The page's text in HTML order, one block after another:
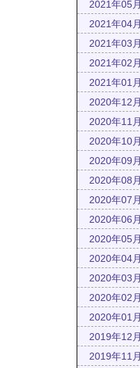
2021年05月
2021年04月
2021年03月
2021年02月
2021年01月
2020年12月
2020年11月
2020年10月
2020年09月
2020年08月
2020年07月
2020年06月
2020年05月
2020年04月
2020年03月
2020年02月
2020年01月
2019年12月
2019年11月